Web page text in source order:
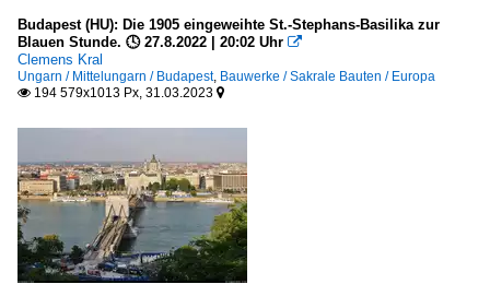
Budapest (HU): Die 1905 eingeweihte St.-Stephans-Basilika zur
Blauen Stunde. 🕓 27.8.2022 | 20:02 Uhr 
Clemens Kral
Ungarn / Mittelungarn / Budapest, Bauwerke / Sakrale Bauten / Europa
 194 579x1013 Px, 31.03.2023 